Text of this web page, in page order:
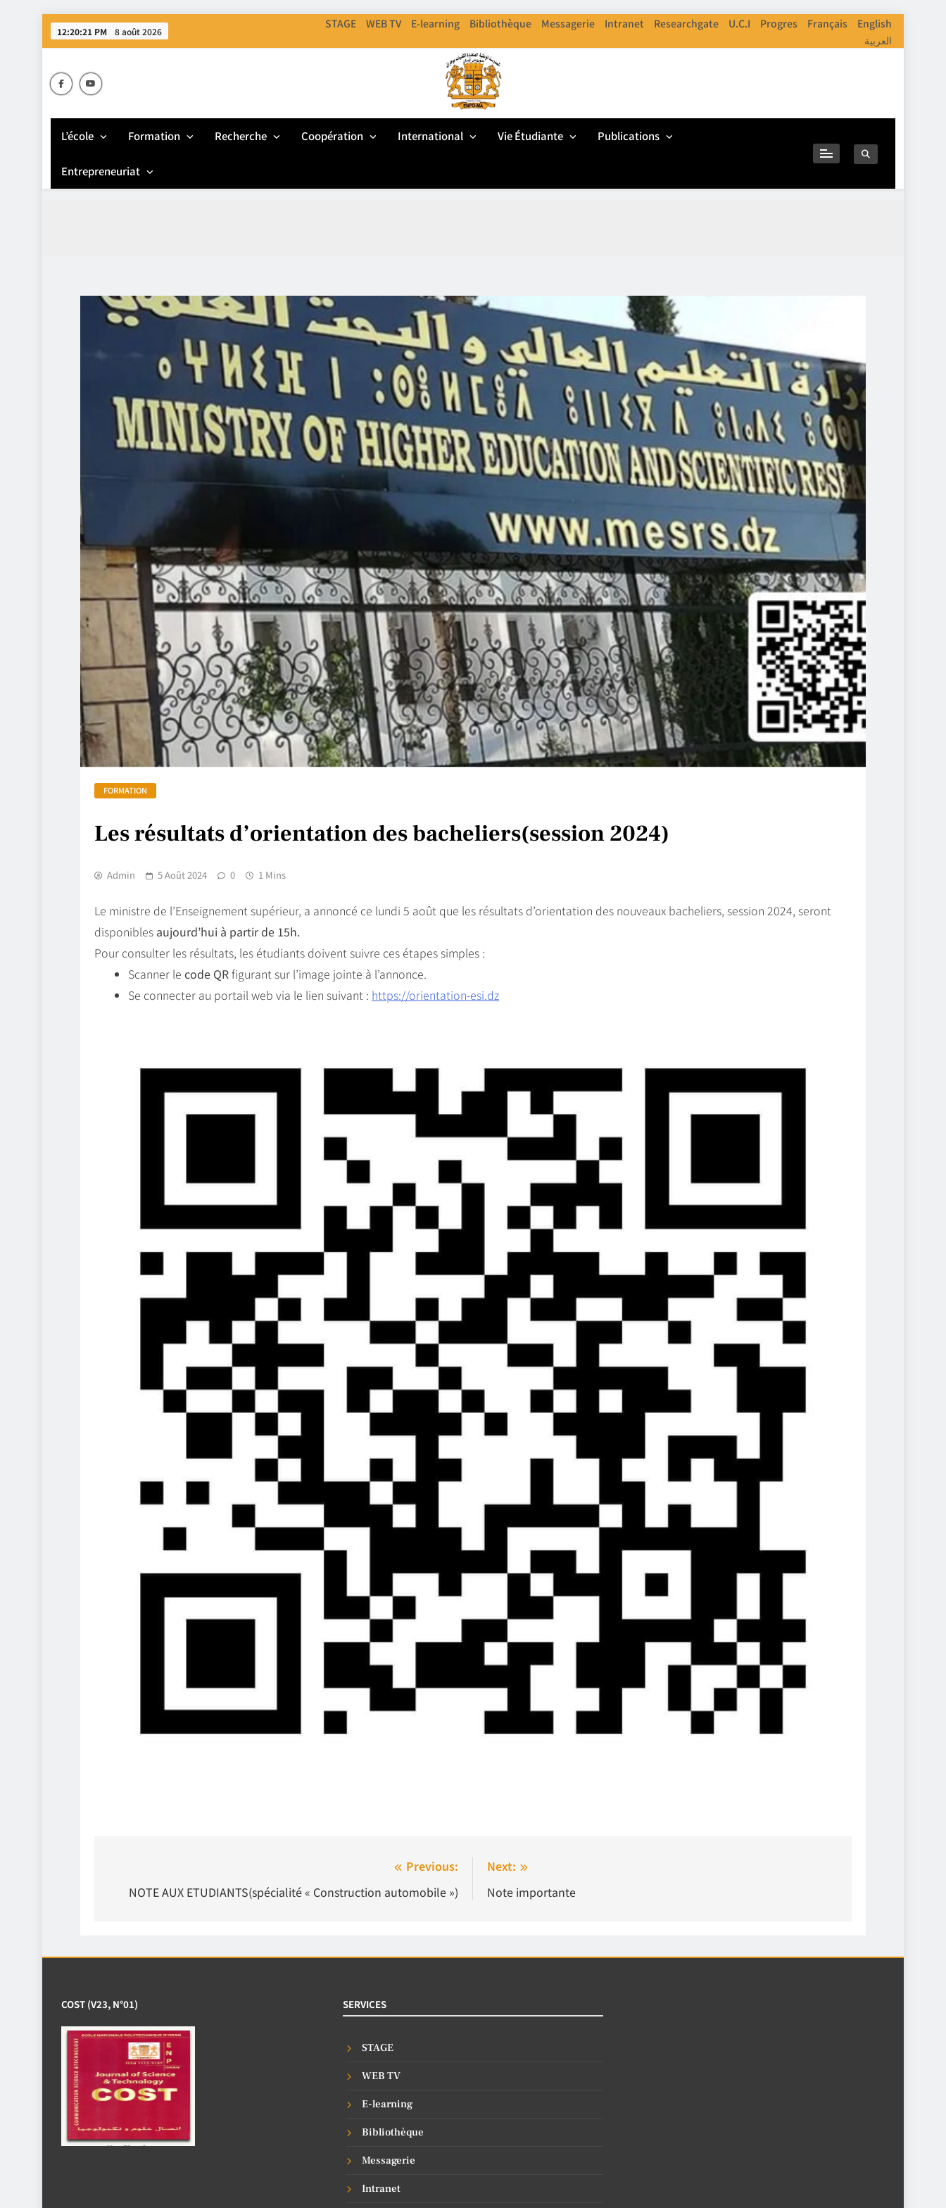
Skip
to 12:20:22 PM 8 août 2026
STAGE WEB TV E-learning Bibliothèque Messagerie Intranet Researchgate U.C.I Progres Français
English
العربية
ENPO
Ecole Nationale Polythechnique D'Oran
L’école Formation Recherche Coopération International Vie Étudiante Publications
Entrepreneuriat
FORMATION
Les résultats d’orientation des bacheliers(session 2024)
Admin 5 Août 2024 0 1 Mins
Le ministre de l’Enseignement supérieur, a annoncé ce lundi 5 août que les résultats d’orientation des nouveaux bacheliers, session 2024, seront
disponibles aujourd’hui à partir de 15h.
Pour consulter les résultats, les étudiants doivent suivre ces étapes simples :
Scanner le code QRfigurant sur l’image jointe à l’annonce.
Se connecter au portail web via le lien suivant : https://orientation-esi.dz
Previous:
NOTE AUX ETUDIANTS(spécialité « Construction automobile »)
Next:
Note importante
COST (V23, N°01) SERVICES
STAGE
WEB TV
E-learning
Bibliothèque
Messagerie
Intranet